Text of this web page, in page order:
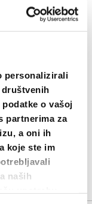
personalizirali
o vašoj
partnerima za
a oni ih
koje ste im
naših
nemoguće.
ih
hvatajte na
vas od
što je tebi